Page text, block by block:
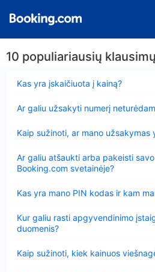
10 populiariausių klausimų
Kas yra įskaičiuota į kainą?
Ar galiu užsakyti numerį
Kaip sužinoti, ar mano užsakymas
Ar galiu atšaukti arba pakeisti
Booking.com svetainėje?
Kas yra mano PIN kodas ir kam
Kur galiu rasti apgyvendinimo
duomenis?
Kaip sužinoti, kiek kainuos